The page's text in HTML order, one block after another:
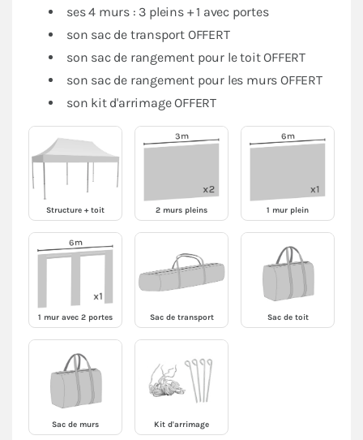
ses 4 murs : 3 pleins + 1 avec portes
son sac de transport OFFERT
son sac de rangement pour le toit OFFERT
son sac de rangement pour les murs OFFERT
son kit d'arrimage OFFERT
Structure + toit 2 murs pleins 1 mur plein
1 mur avec 2 portes Sac de transport Sac de toit
Sac de murs Kit d'arrimage